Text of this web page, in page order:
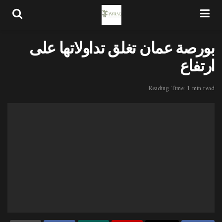
بورصة عمان تغلق تداولاتها على
ارتفاع
Reading Time: 1 min read